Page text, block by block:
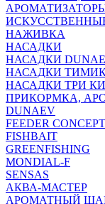
НАЖИВКА
НАСАДКИ
НАСАДКИ
НАСАДКИ
НАСАДКИ ТРИ
ПРИКОРМКА,
DUNAEV
FEEDER CONCEPT
FISHBAIT
GREENFISHING
MONDIAL-F
SENSAS
АКВА-МАСТЕР
АРОМАТНЫЙ